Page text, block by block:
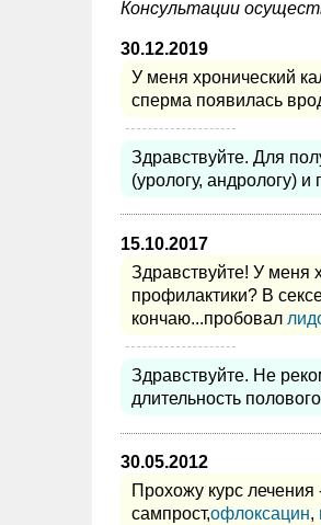
Консультации
30.12.2019
У меня хронический
сперма появилась
Здравствуйте. Для
(урологу, андрологу)
15.10.2017
Здравствуйте! У меня
профилактики? В
кончаю...пробовал
Здравствуйте. Не
длительность
30.05.2012
Прохожу курс
сампрост,офлоксацин,